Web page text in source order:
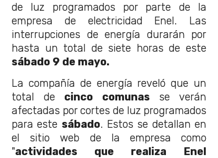
de luz programados por parte de la
empresa de electricidad Enel. Las
interrupciones de energía durarán por
hasta un total de siete horas de este
sábado 9 de mayo.
La compañía de energía reveló que un
total de cinco comunas se verán
afectadas por cortes de luz programados
para este sábado. Estos se detallan en
el sitio web de la empresa como
"actividades que realiza Enel